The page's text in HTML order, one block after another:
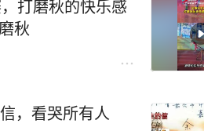
秋
，看哭所有人